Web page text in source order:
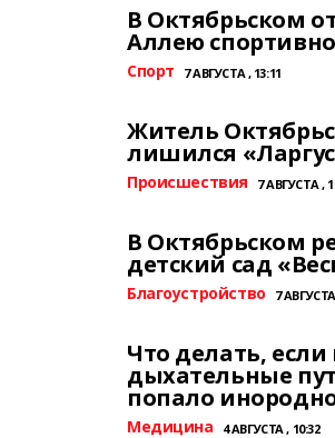
В Октябрьском
Аллею
Спорт 7 АВГУСТА , 13:11
Житель
лишился
Происшествия 7 АВГУСТА ,
В Октябрьском
детский сад
Благоустройство 7
Что делать, если
дыхательные
попало
Медицина 4 АВГУСТА , 10:32